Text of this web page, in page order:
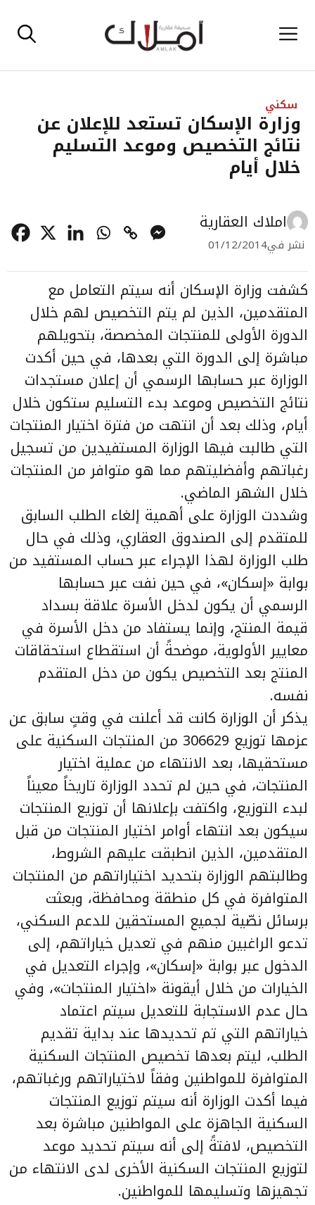
إلى القائمة
سكني
وزارة الإسكان تستعد للإعلان عن
نتائج التخصيص وموعد التسليم
خلال أيام
املاك العقارية
نشر في01/12/2014
كشفت وزارة الإسكان أنه سيتم التعامل مع
المتقدمين، الذين لم يتم التخصيص لهم خلال
الدورة الأولى للمنتجات المخصصة، بتحويلهم
مباشرة إلى الدورة التي بعدها، في حين أكدت
الوزارة عبر حسابها الرسمي أن إعلان مستجدات
نتائج التخصيص وموعد بدء التسليم ستكون خلال
أيام، وذلك بعد أن انتهت من فترة اختيار المنتجات
التي طالبت فيها الوزارة المستفيدين من تسجيل
رغباتهم وأفضليتهم مما هو متوافر من المنتجات
خلال الشهر الماضي.
وشددت الوزارة على أهمية إلغاء الطلب السابق
للمتقدم إلى الصندوق العقاري، وذلك في حال
طلب الوزارة لهذا الإجراء عبر حساب المستفيد من
بوابة «إسكان»، في حين نفت عبر حسابها
الرسمي أن يكون لدخل الأسرة علاقة بسداد
قيمة المنتج، وإنما يستفاد من دخل الأسرة في
معايير الأولوية، موضحةً أن استقطاع استحقاقات
المنتج بعد التخصيص يكون من دخل المتقدم
نفسه.
يذكر أن الوزارة كانت قد أعلنت في وقتٍ سابق عن
عزمها توزيع 306629 من المنتجات السكنية على
مستحقيها، بعد الانتهاء من عملية اختيار
المنتجات، في حين لم تحدد الوزارة تاريخاً معيناً
لبدء التوزيع، واكتفت بإعلانها أن توزيع المنتجات
سيكون بعد انتهاء أوامر اختيار المنتجات من قبل
المتقدمين، الذين انطبقت عليهم الشروط،
وطالبتهم الوزارة بتحديد اختياراتهم من المنتجات
المتوافرة في كل منطقة ومحافظة، وبعثت
برسائل نصّية لجميع المستحقين للدعم السكني،
تدعو الراغبين منهم في تعديل خياراتهم، إلى
الدخول عبر بوابة «إسكان»، وإجراء التعديل في
الخيارات من خلال أيقونة «اختيار المنتجات»، وفي
حال عدم الاستجابة للتعديل سيتم اعتماد
خياراتهم التي تم تحديدها عند بداية تقديم
الطلب، ليتم بعدها تخصيص المنتجات السكنية
المتوافرة للمواطنين وفقاً لاختياراتهم ورغباتهم،
فيما أكدت الوزارة أنه سيتم توزيع المنتجات
السكنية الجاهزة على المواطنين مباشرة بعد
التخصيص، لافتةً إلى أنه سيتم تحديد موعد
لتوزيع المنتجات السكنية الأخرى لدى الانتهاء من
تجهيزها وتسليمها للمواطنين.